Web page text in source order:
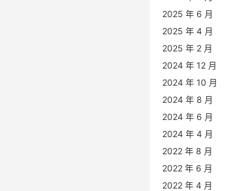
2025 年 6 月
2025 年 4 月
2025 年 2 月
2024 年 12 月
2024 年 10 月
2024 年 8 月
2024 年 6 月
2024 年 4 月
2022 年 8 月
2022 年 6 月
2022 年 4 月